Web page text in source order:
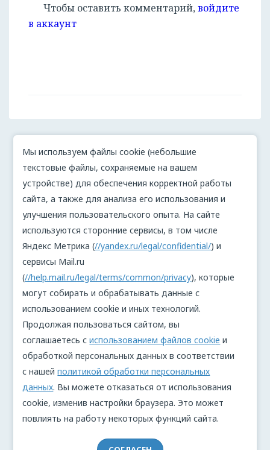
Чтобы оставить комментарий,войдите
в аккаунт
Мы используем файлы cookie (небольшие
текстовые файлы, сохраняемые на вашем
устройстве) для обеспечения корректной работы
сайта, а также для анализа его использования и
улучшения пользовательского опыта. На сайте
используются сторонние сервисы, в том числе
Яндекс Метрика (//yandex.ru/legal/confidential/) и
сервисы Mail.ru
(//help.mail.ru/legal/terms/common/privacy), которые
могут собирать и обрабатывать данные с
использованием cookie и иных технологий.
Продолжая пользоваться сайтом, вы
соглашаетесь сиспользованием файлов cookie и
обработкой персональных данных в соответствии
с нашейполитикой обработки персональных
данных. Вы можете отказаться от использования
cookie, изменив настройки браузера. Это может
повлиять на работу некоторых функций сайта.